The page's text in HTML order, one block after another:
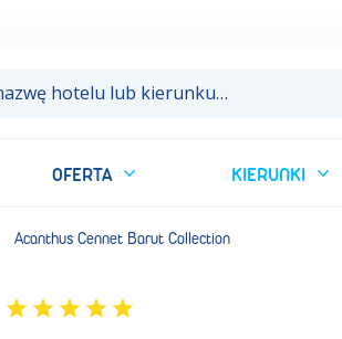
OFERTA KIERUNKI
Acanthus Cennet Barut Collection